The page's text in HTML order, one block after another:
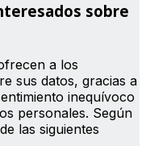
sobre
a los
sus datos, gracias a
inequívoco
personales. Según
las siguientes